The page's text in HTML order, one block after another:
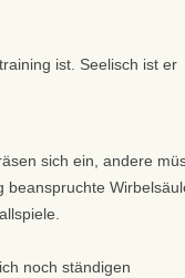
ist. Seelisch ist er
sich ein, andere
beanspruchte
noch ständigen